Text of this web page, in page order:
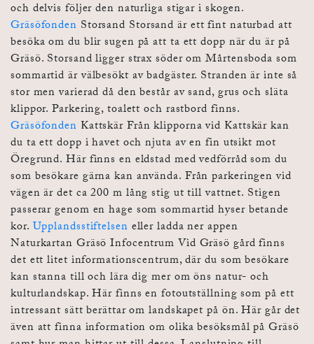
och delvis följer den naturliga stigar i skogen.
Gräsöfonden Storsand Storsand är ett fint naturbad att
besöka om du blir sugen på att ta ett dopp när du är på
Gräsö. Storsand ligger strax söder om Mårtensboda som
sommartid är välbesökt av badgäster. Stranden är inte så
stor men varierad då den består av sand, grus och släta
klippor. Parkering, toalett och rastbord finns.
Gräsöfonden Kattskär Från klipporna vid Kattskär kan
du ta ett dopp i havet och njuta av en fin utsikt mot
Öregrund. Här finns en eldstad med vedförråd som du
som besökare gärna kan använda. Från parkeringen vid
vägen är det ca 200 m lång stig ut till vattnet. Stigen
passerar genom en hage som sommartid hyser betande
kor. Upplandsstiftelsen eller ladda ner appen
Naturkartan Gräsö Infocentrum Vid Gräsö gård finns
det ett litet informationscentrum, där du som besökare
kan stanna till och lära dig mer om öns natur- och
kulturlandskap. Här finns en fotoutställning som på ett
intressant sätt berättar om landskapet på ön. Här går det
även att finna information om olika besöksmål på Gräsö